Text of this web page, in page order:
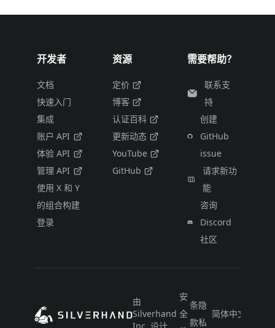
开发者
文档
快速入门
集成
账户 API
体验 API
管理 API
使用 X 和 Y
的组合构建
登录
资源
定价
博客
认证百科
更新动态
YouTube
GitHub
需要帮助？
联系支
持
创建
GitHub
issue
请求新功
能
咨询
Discord
社区
由
Silverhand
安
全
条
款
隐
私
简体中文